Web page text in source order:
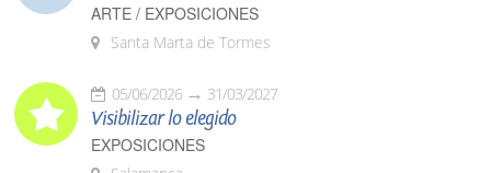
ARTE / EXPOSICIONES
Santa Marta de Tormes
05/06/2026 31/03/2027
Visibilizar lo elegido
EXPOSICIONES